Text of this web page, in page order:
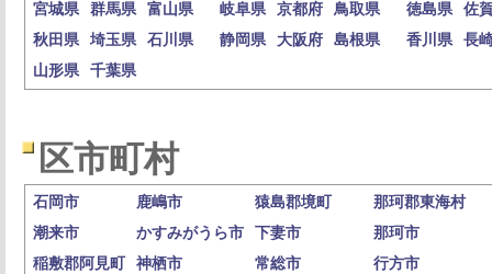
宮城県
群馬県 富山県 岐阜県 京都府 鳥取県 徳島県
佐
秋田県
埼玉県 石川県 静岡県 大阪府 島根県 香川県
長
山形県
千葉県
区市町村
石岡市 鹿嶋市 猿島郡境町
那珂郡東海村
潮来市
かすみがうら市 下妻市
那珂市
稲敷郡阿見町
神栖市 常総市
行方市